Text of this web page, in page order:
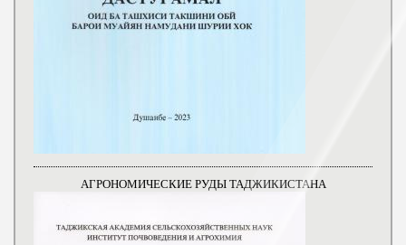
АГРОНОМИЧЕСКИЕ РУДЫ ТАДЖИКИСТАНА